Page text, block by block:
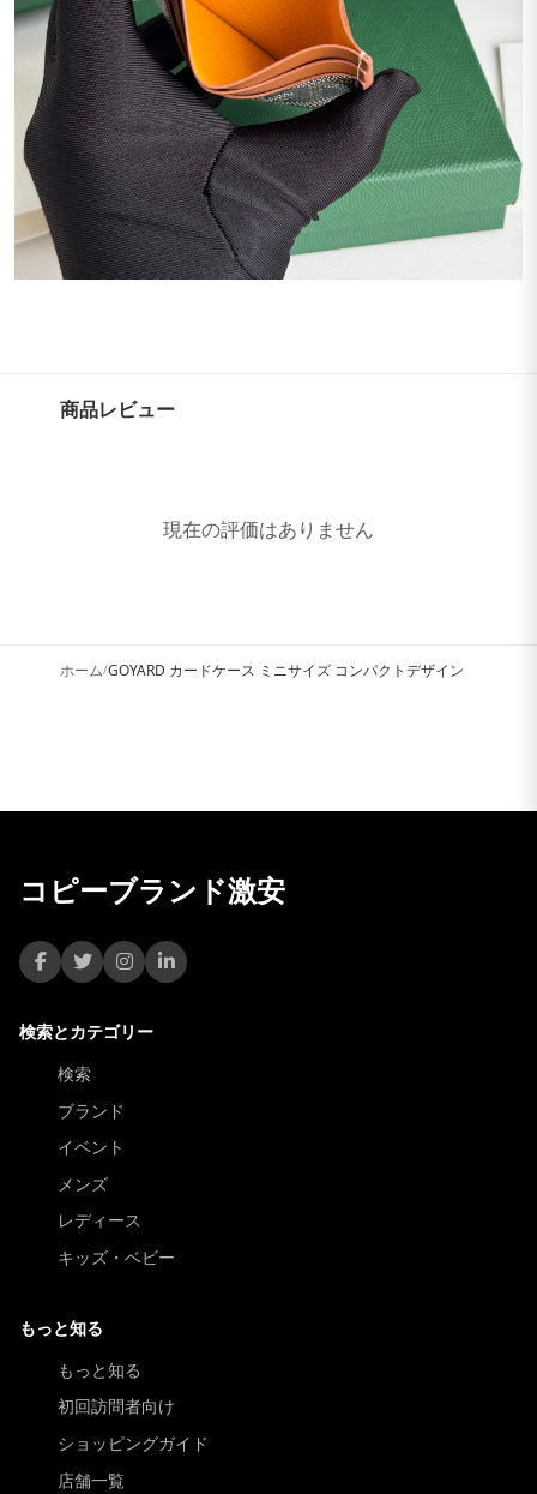
商品レビュー
現在の評価はありません
ホーム/GOYARD カードケース ミニサイズ コンパクトデザイン
コピーブランド激安
検索とカテゴリー
検索
ブランド
イベント
メンズ
レディース
キッズ・ベビー
もっと知る
もっと知る
初回訪問者向け
ショッピングガイド
店舗一覧